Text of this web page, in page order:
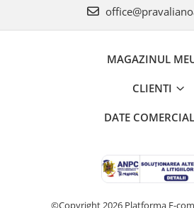
MAGAZINUL
CLIENTI
DATE
©Copyright 2026 Platforma E-